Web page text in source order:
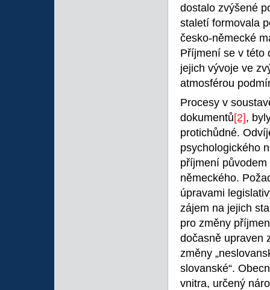
dostalo zvýšené
staletí formovala
česko-německé
Příjmení se v této
jejich vývoje ve
atmosférou
Procesy v
dokumentů[2],
protichůdné.
psychologického
příjmení
německého.
úpravami
zájem na jejich
pro změny
dočasně upraven
změny
slovanské“.
vnitra, určený